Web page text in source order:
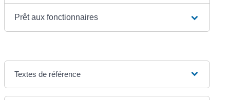
Prêt aux fonctionnaires
Textes de référence